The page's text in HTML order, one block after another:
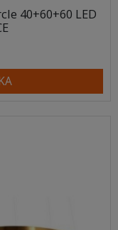
40+60+60 LED